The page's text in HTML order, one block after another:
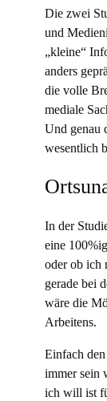
Die zwei
und
„kleine“
anders
die volle
mediale
Und genau
wesentlich
In der
eine
oder ob ich
gerade bei
wäre die
Arbeitens.
Einfach
immer sein
ich will ist